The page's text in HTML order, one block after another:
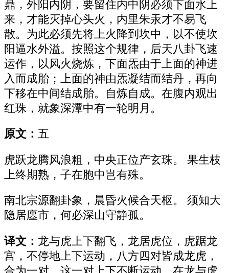
鼎，外阳内阴，要留住内中阴必须下面水上
来，才能灭掉心头火，内里朱汞才不易飞
散。为此必须先将上火降到坎中，以不使坎
阳逼水外溢。按照这个规律，后天八卦飞速
运作，以风火烧炼，下面炁由于上面的神进
入而成胎；上面的神由炁凝结而结丹，再向
下移在中间结成胎。自炼自成。在腹内观出
红珠，就象深潭中有一轮明月。
原文： 五
虎跃龙腾风浪粗，中央正位产玄珠。 果生枝
上终期熟，子在胞中岂有殊。
南北宗源翻卦象，晨昏火候合天枢。 须知大
隐居廛市，何必深山守静孤。
译文： 龙与虎上下翻飞，龙居虎位，虎踞龙
宫，不停地上下运动，八方四对皆成龙虎，